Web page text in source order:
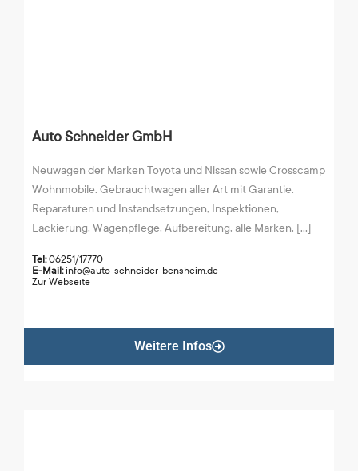
Auto Schneider GmbH
Neuwagen der Marken Toyota und Nissan sowie Crosscamp
Wohnmobile. Gebrauchtwagen aller Art mit Garantie.
Reparaturen und Instandsetzungen, Inspektionen,
Lackierung, Wagenpflege, Aufbereitung, alle Marken. [...]
Tel:06251/17770
E-Mail: info@auto-schneider-bensheim.de
Zur Webseite
Weitere Infos